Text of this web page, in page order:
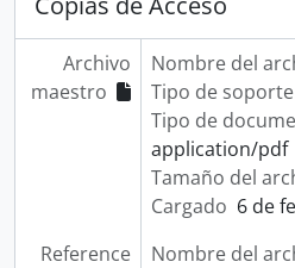
Archivo
maestro
Nombre del
Tipo de soporte
Tipo de
application/pdf
Tamaño del
Cargado 6 de
Reference
Nombre del